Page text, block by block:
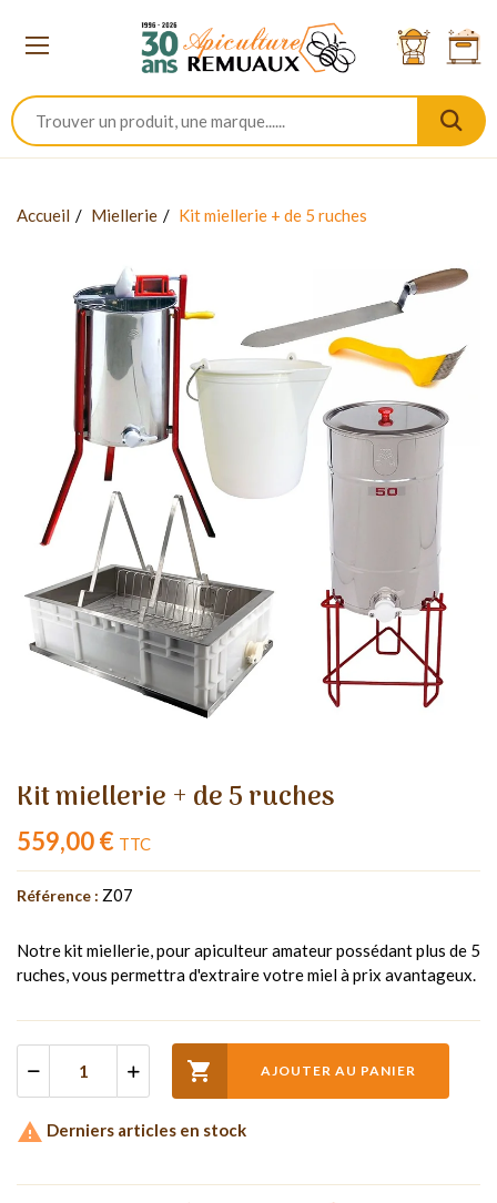
Accueil Miellerie Kit miellerie + de 5 ruches
Kit miellerie + de 5 ruches
559,00 € TTC
Référence : Z07
Notre kit miellerie, pour apiculteur amateur possédant plus de 5
ruches, vous permettra d'extraire votre miel à prix avantageux.
 AJOUTER AU PANIER
 Derniers articles en stock